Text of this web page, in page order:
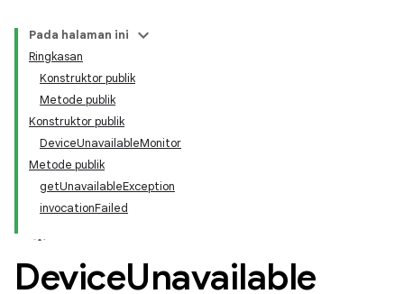
Pada halaman ini
Ringkasan
Konstruktor publik
Metode publik
Konstruktor publik
DeviceUnavailableMonitor
Metode publik
getUnavailableException
invocationFailed
DeviceUnavailable